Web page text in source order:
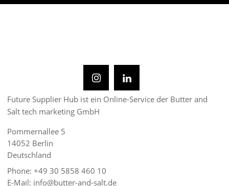
Future Supplier Hub ist ein Online-Service der Butter and
Salt tech marketing GmbH
Pommernallee 5
14052 Berlin
Deutschland
Phone: +49 30 5858 460 10
E-Mail: info@butter-and-salt.de